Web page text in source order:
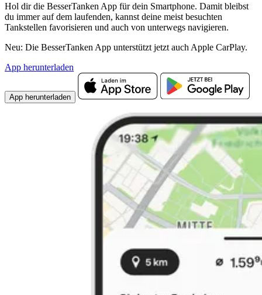
Hol dir die BesserTanken App für dein Smartphone. Damit bleibst
du immer auf dem laufenden, kannst deine meist besuchten
Tankstellen favorisieren und auch von unterwegs navigieren.
Neu: Die BesserTanken App unterstützt jetzt auch Apple CarPlay.
App herunterladen
App herunterladen